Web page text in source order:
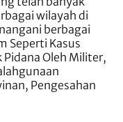
wilayah di
berbagai
Seperti Kasus
Oleh Militer,
Pengesahan